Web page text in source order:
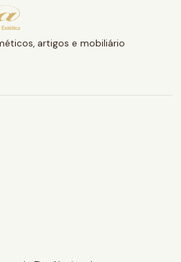
artigos e mobiliário